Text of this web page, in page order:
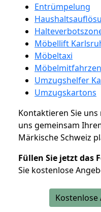
Entrümpelung
Möbellift
Möbeltaxi
Umzugshelfer
Umzugskartons
Kontaktieren Sie
uns gemeinsam
Märkische Schweiz
Füllen Sie jetzt das
Sie kostenlose